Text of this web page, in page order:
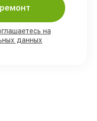
доступны
и
– с учётом любых
на
данных